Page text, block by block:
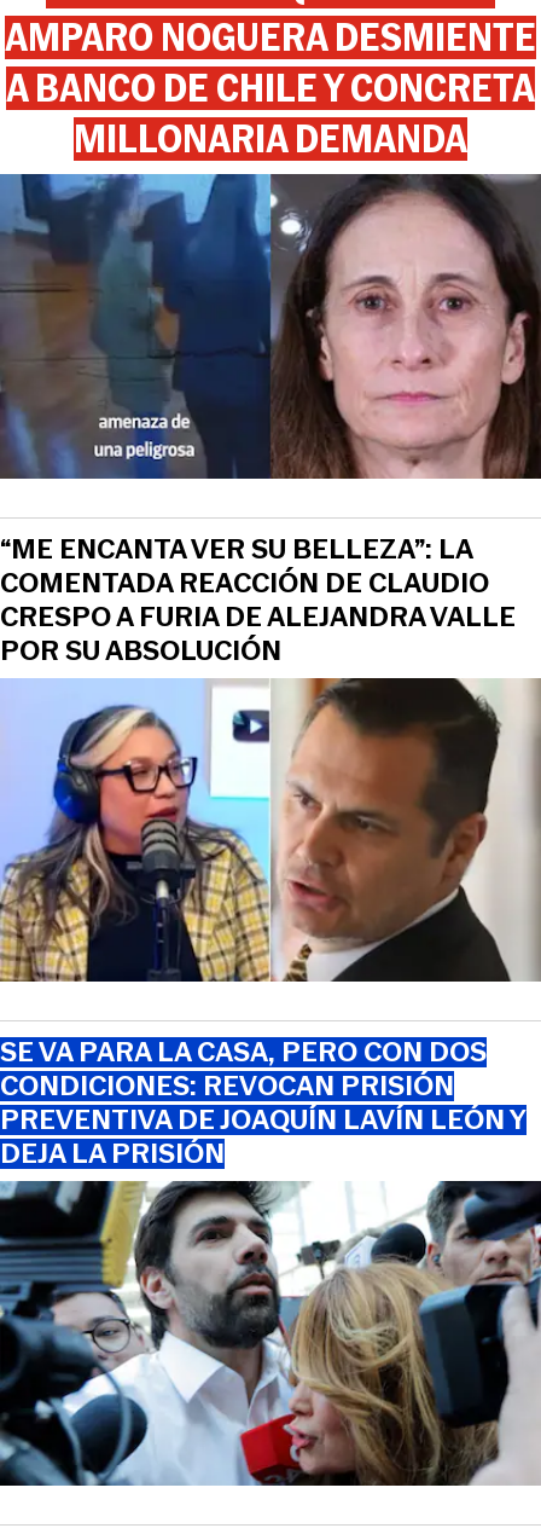
AMPARO NOGUERA DESMIENTE
A BANCO DE CHILE Y CONCRETA
MILLONARIA DEMANDA
“ME ENCANTA VER SU BELLEZA”: LA
COMENTADA REACCIÓN DE CLAUDIO
CRESPO A FURIA DE ALEJANDRA VALLE
POR SU ABSOLUCIÓN
SE VA PARA LA CASA, PERO CON DOS
CONDICIONES: REVOCAN PRISIÓN
PREVENTIVA DE JOAQUÍN LAVÍN LEÓN Y
DEJA LA PRISIÓN